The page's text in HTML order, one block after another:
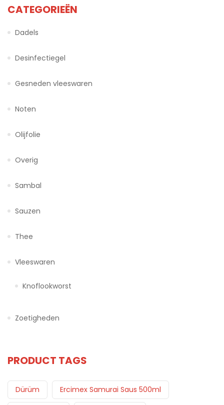
CATEGORIEËN
Dadels
Desinfectiegel
Gesneden vleeswaren
Noten
Olijfolie
Overig
Sambal
Sauzen
Thee
Vleeswaren
Knoflookworst
Zoetigheden
PRODUCT TAGS
Dürüm Ercimex Samurai Saus 500ml